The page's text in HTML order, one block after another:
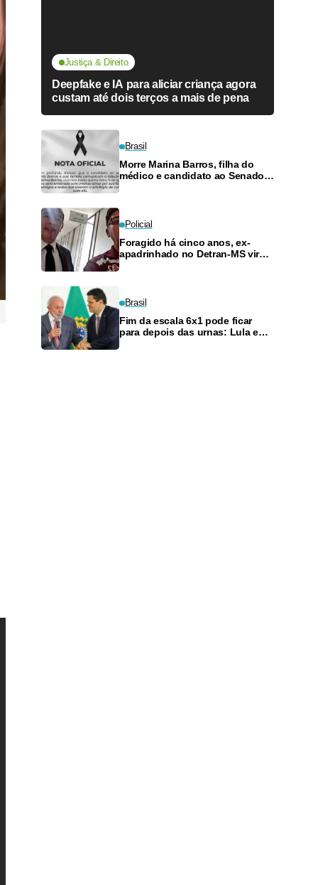
Justiça & Direito
Deepfake e IA para aliciar criança agora
custam até dois terços a mais de pena
Brasil
Morre Marina Barros, filha do
médico e candidato ao Senado
Policial
Foragido há cinco anos, ex-
apadrinhado no Detran-MS vira
Brasil
Fim da escala 6x1 pode ficar
para depois das urnas: Lula e